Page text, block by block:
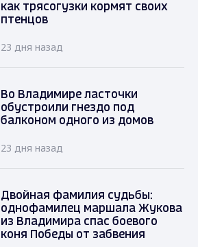
как трясогузки кормят своих
птенцов
23 дня назад
Во Владимире ласточки
обустроили гнездо под
балконом одного из домов
23 дня назад
Двойная фамилия судьбы:
однофамилец маршала Жукова
из Владимира спас боевого
коня Победы от забвения